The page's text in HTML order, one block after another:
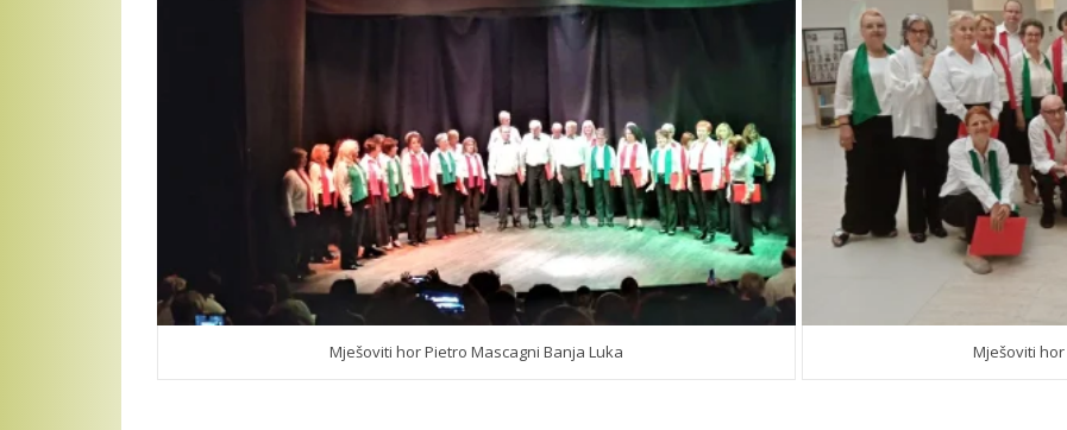
Mješoviti hor Pietro Mascagni Banja Luka Mješoviti